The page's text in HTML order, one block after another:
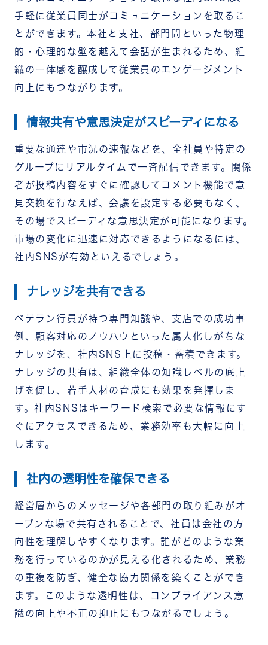
手軽に従業員同士がコミュニケーションを取るこ
とができます。本社と支社、部門間といった物理
的・心理的な壁を越えて会話が生まれるため、組
織の一体感を醸成して従業員のエンゲージメント
向上にもつながります。
情報共有や意思決定がスピーディになる
重要な通達や市況の速報などを、全社員や特定の
グループにリアルタイムで一斉配信できます。関係
者が投稿内容をすぐに確認してコメント機能で意
見交換を行なえば、会議を設定する必要もなく、
その場でスピーディな意思決定が可能になります。
市場の変化に迅速に対応できるようになるには、
社内SNSが有効といえるでしょう。
ナレッジを共有できる
ベテラン行員が持つ専門知識や、支店での成功事
例、顧客対応のノウハウといった属人化しがちな
ナレッジを、社内SNS上に投稿・蓄積できます。
ナレッジの共有は、組織全体の知識レベルの底上
げを促し、若手人材の育成にも効果を発揮しま
す。社内SNSはキーワード検索で必要な情報にす
ぐにアクセスできるため、業務効率も大幅に向上
します。
社内の透明性を確保できる
経営層からのメッセージや各部門の取り組みがオ
ープンな場で共有されることで、社員は会社の方
向性を理解しやすくなります。誰がどのような業
務を行っているのかが見える化されるため、業務
の重複を防ぎ、健全な協力関係を築くことができ
ます。このような透明性は、コンプライアンス意
識の向上や不正の抑止にもつながるでしょう。